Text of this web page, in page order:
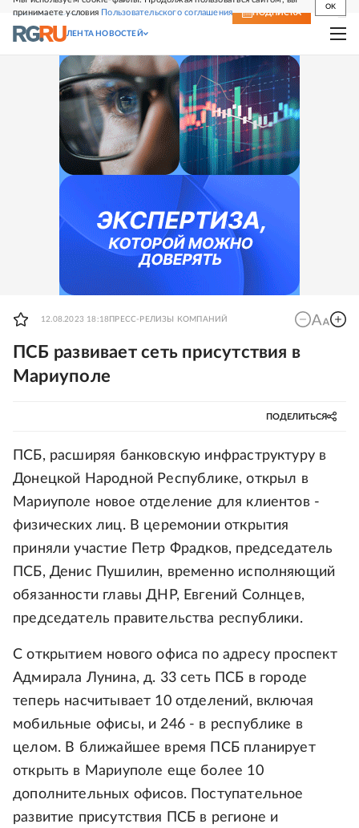
принимаете условия Пользовательского соглашения
OK
СВЕЖИЙ НОМЕР ПОДПИСКА
ЛЕНТА НОВОСТЕЙ
12.08.2023 18:18 ПРЕСС-РЕЛИЗЫ КОМПАНИЙ
ПСБ развивает сеть присутствия в
Мариуполе
ПОДЕЛИТЬСЯ
ПСБ, расширяя банковскую инфраструктуру в
Донецкой Народной Республике, открыл в
Мариуполе новое отделение для клиентов -
физических лиц. В церемонии открытия
приняли участие Петр Фрадков, председатель
ПСБ, Денис Пушилин, временно исполняющий
обязанности главы ДНР, Евгений Солнцев,
председатель правительства республики.
С открытием нового офиса по адресу проспект
Адмирала Лунина, д. 33 сеть ПСБ в городе
теперь насчитывает 10 отделений, включая
мобильные офисы, и 246 - в республике в
целом. В ближайшее время ПСБ планирует
открыть в Мариуполе еще более 10
дополнительных офисов. Поступательное
развитие присутствия ПСБ в регионе и